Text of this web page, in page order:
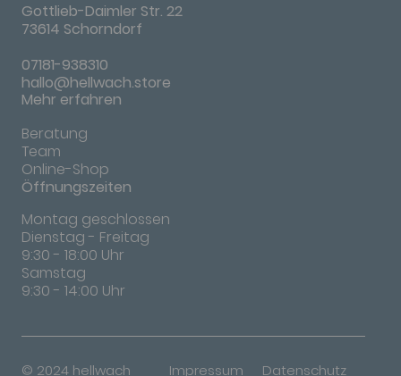
Gottlieb-Daimler Str. 22
73614 Schorndorf
07181-938310
hallo@hellwach.store
Mehr erfahren
Beratung
Team
Online-Shop
Öffnungszeiten
Montag geschlossen
Dienstag - Freitag
9:30 - 18:00 Uhr
Samstag
9:30 - 14:00 Uhr
© 2024 hellwach Impressum Datenschutz